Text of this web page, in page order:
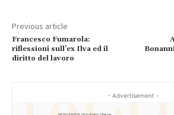
Previous article
Francesco Fumarola:
riflessioni sull’ex Ilva ed il
diritto del lavoro
- Advertisement -